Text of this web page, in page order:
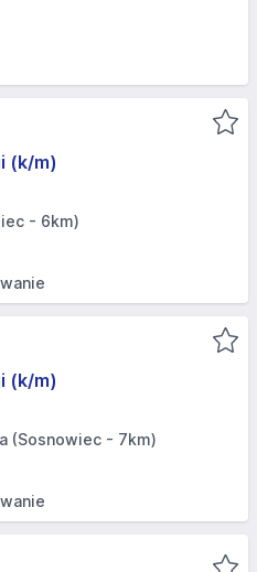
(k/m)
- 6km)
(k/m)
(Sosnowiec - 7km)